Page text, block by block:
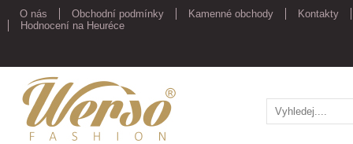
O nás Obchodní podmínky Kamenné obchody
Kontakty
Hodnocení na Heuréce
Werso